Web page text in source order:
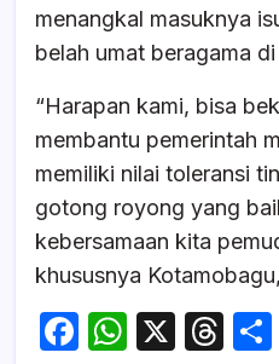
menangkal masuknya
belah umat beragama
“Harapan kami, bisa
membantu pemerintah
memiliki nilai toleransi
gotong royong yang
kebersamaan kita
khususnya
F
W X
T